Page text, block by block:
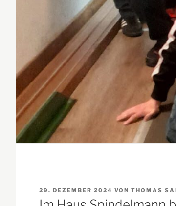
VERÖFFENTLICHT
AM
29. DEZEMBER 2024 VON THOMAS